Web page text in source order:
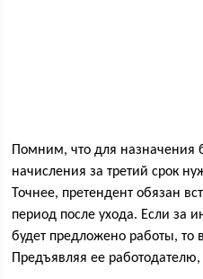
Помним, что для назначения
начисления за третий срок
Точнее, претендент обязан
период после ухода. Если за
будет предложено работы, то
Предъявляя ее